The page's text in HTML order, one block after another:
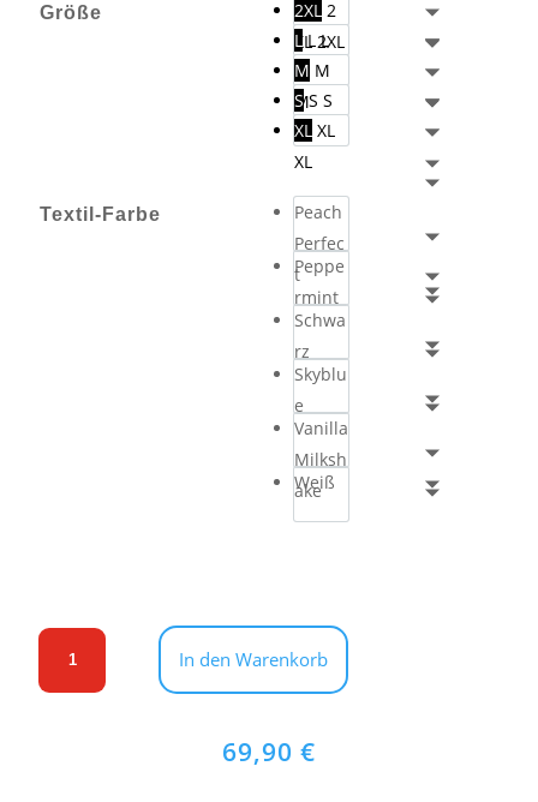
Größe 2XL 2
XL 2XL
L L L
M M
M
S S S
XL XL
XL
Textil-Farbe
Peach
Perfec
t
Peppe
rmint
Schwa
rz
Skyblu
e
Vanilla
Milksh
ake
Weiß
Hoodie
Original
Hamburger
In den Warenkorb
69,90 €